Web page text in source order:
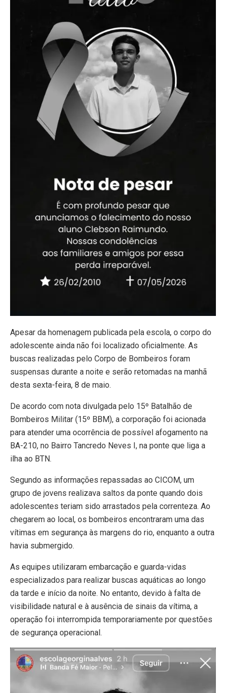
Apesar da homenagem publicada pela escola, o corpo do
adolescente ainda não foi localizado oficialmente. As
buscas realizadas pelo Corpo de Bombeiros foram
suspensas durante a noite e serão retomadas na manhã
desta sexta-feira, 8 de maio.
De acordo com nota divulgada pelo 15º Batalhão de
Bombeiros Militar (15º BBM), a corporação foi acionada
para atender uma ocorrência de possível afogamento na
BA-210, no Bairro Tancredo Neves I, na ponte que liga a
ilha ao BTN.
Segundo as informações repassadas ao CICOM, um
grupo de jovens realizava saltos da ponte quando dois
adolescentes teriam sido arrastados pela correnteza. Ao
chegarem ao local, os bombeiros encontraram uma das
vítimas em segurança às margens do rio, enquanto a outra
havia submergido.
As equipes utilizaram embarcação e guarda-vidas
especializados para realizar buscas aquáticas ao longo
da tarde e início da noite. No entanto, devido à falta de
visibilidade natural e à ausência de sinais da vítima, a
operação foi interrompida temporariamente por questões
de segurança operacional.